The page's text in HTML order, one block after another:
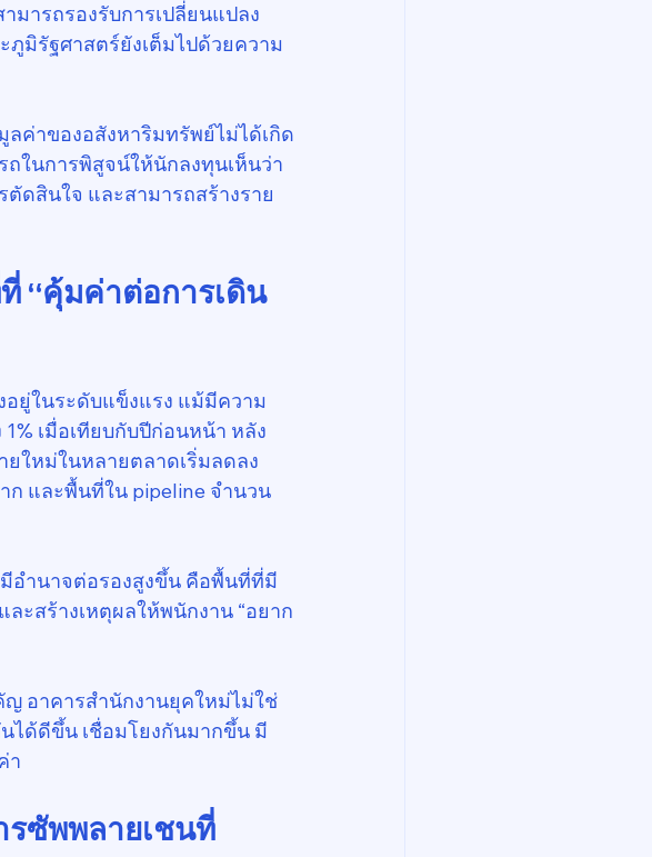
ารถรองรับการเปลี่ยนแปลง
ภูมิรัฐศาสตร์ยังเต็มไปด้วยความ
ค่าของอสังหาริมทรัพย์ไม่ได้เกิด
ในการพิสูจน์ให้นักลงทุนเห็นว่า
สินใจ และสามารถสร้างราย
“คุ้มค่าต่อการเดิน
ยู่ในระดับแข็งแรง แม้มีความ
เมื่อเทียบกับปีก่อนหน้า หลัง
ใหม่ในหลายตลาดเริ่มลดลง
ก และพื้นที่ใน pipeline จำนวน
อำนาจต่อรองสูงขึ้น คือพื้นที่ที่มี
ะสร้างเหตุผลให้พนักงาน “อยาก
ญ อาคารสำนักงานยุคใหม่ไม่ใช่
ได้ดีขึ้น เชื่อมโยงกันมากขึ้น มี
า
รซัพพลายเชนที่